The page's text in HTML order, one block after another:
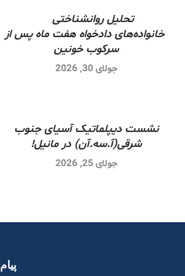
تحلیل روانشناختی
خانواده‌های دادخواه هفت ماه پس از
سرکوب خونین
جولای 30, 2026
نشست دیپلماتیک آسیای جنوب
شرقی‌(آ.سه.آن) در مانیل!
جولای 25, 2026
پیام